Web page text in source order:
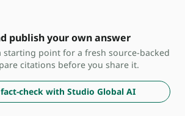
publish your own answer
starting point for a fresh source-backed
citations before you share it.
fact-check with Studio Global AI